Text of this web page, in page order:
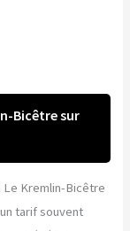
Bicêtre sur
Le Kremlin-Bicêtre
tarif souvent